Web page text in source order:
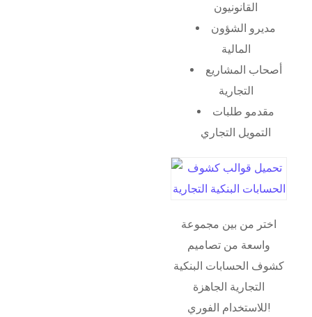
القانونيون
مديرو الشؤون
المالية
أصحاب المشاريع
التجارية
مقدمو طلبات
التمويل التجاري
اختر من بين مجموعة
واسعة من تصاميم
كشوف الحسابات البنكية
التجارية الجاهزة
للاستخدام الفوري!